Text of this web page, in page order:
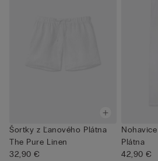
Šortky z Ľanového Plátna
The Pure Linen
32,90 €
Plátna
42,90 €